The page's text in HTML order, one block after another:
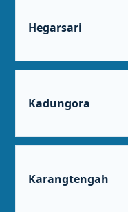
Hegarsari
Kadungora
Karangtengah